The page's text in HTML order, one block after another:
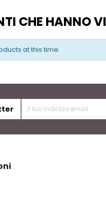
CHE HANNO
at this time.